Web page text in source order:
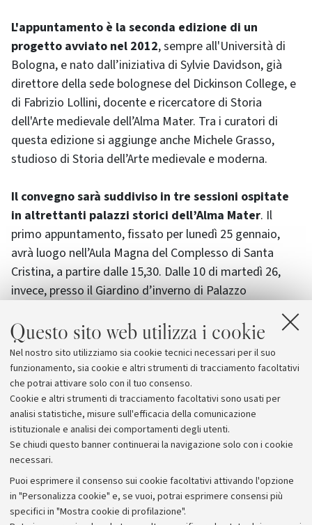
Questo sito web utilizza i cookie
Nel nostro sito utilizziamo sia cookie tecnici necessari per il suo
funzionamento, sia cookie e altri strumenti di tracciamento facoltativi
che potrai attivare solo con il tuo consenso.
Cookie e altri strumenti di tracciamento facoltativi sono usati per
analisi statistiche, misure sull'efficacia della comunicazione
istituzionale e analisi dei comportamenti degli utenti.
Se chiudi questo banner continuerai la navigazione solo con i cookie
necessari.
Puoi esprimere il consenso sui cookie facoltativi attivando l'opzione
in "Personalizza cookie" e, se vuoi, potrai esprimere consensi più
specifici in "Mostra cookie di profilazione".
L'appuntamento è la seconda edizione di un
progetto avviato nel 2012, sempre all'Università di
Bologna, e nato dall’iniziativa di Sylvie Davidson, già
direttore della sede bolognese del Dickinson College, e
di Fabrizio Lollini, docente e ricercatore di Storia
dell'Arte medievale dell’Alma Mater. Tra i curatori di
questa edizione si aggiunge anche Michele Grasso,
studioso di Storia dell’Arte medievale e moderna.
Il convegno sarà suddiviso in tre sessioni ospitate
in altrettanti palazzi storici dell’Alma Mater. Il
primo appuntamento, fissato per lunedì 25 gennaio,
avrà luogo nell’Aula Magna del Complesso di Santa
Cristina, a partire dalle 15,30. Dalle 10 di martedì 26,
invece, presso il Giardino d’inverno di Palazzo
Hercolani, in strada Maggiore 45, avrà luogo la seconda
sessione. Gli incontri si chiuderanno poi sempre
martedì, a partire dalle 16, nell’Aula Giovanni Pascoli del
Dipartimento di Filologia Classica e Italianistica, in via
Zamboni 32.
Archivio
Comunicati stampa